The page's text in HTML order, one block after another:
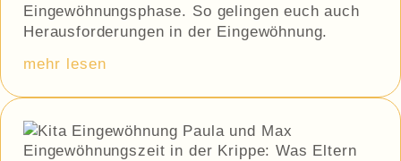
Eingewöhnungsphase. So gelingen euch auch
Herausforderungen in der Eingewöhnung.
mehr lesen
Eingewöhnungszeit in der Krippe: Was Eltern